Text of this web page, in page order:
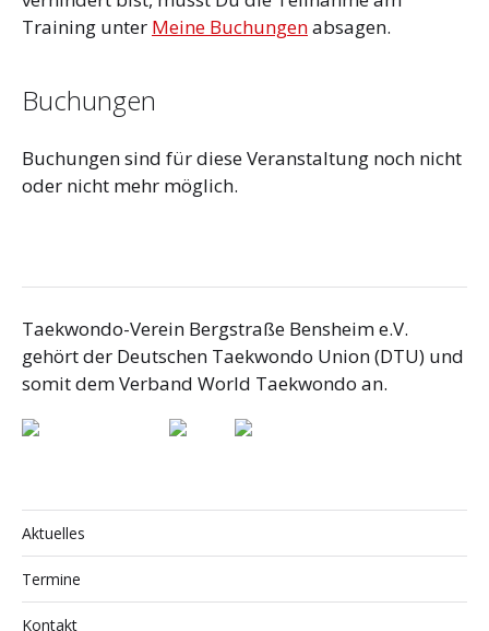
Training unter Meine Buchungenabsagen.
Buchungen
Buchungen sind für diese Veranstaltung noch nicht
oder nicht mehr möglich.
Taekwondo-Verein Bergstraße Bensheim e.V.
gehört der Deutschen Taekwondo Union (DTU) und
somit dem Verband World Taekwondo an.
Aktuelles
Termine
Kontakt